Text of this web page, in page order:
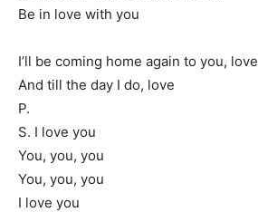
Be in love with you
I’ll be coming home again to you, love
And till the day I do, love
P.
S. I love you
You, you, you
You, you, you
I love you